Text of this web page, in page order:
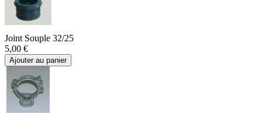
Joint Souple 32/25
5,00 €
Ajouter au panier